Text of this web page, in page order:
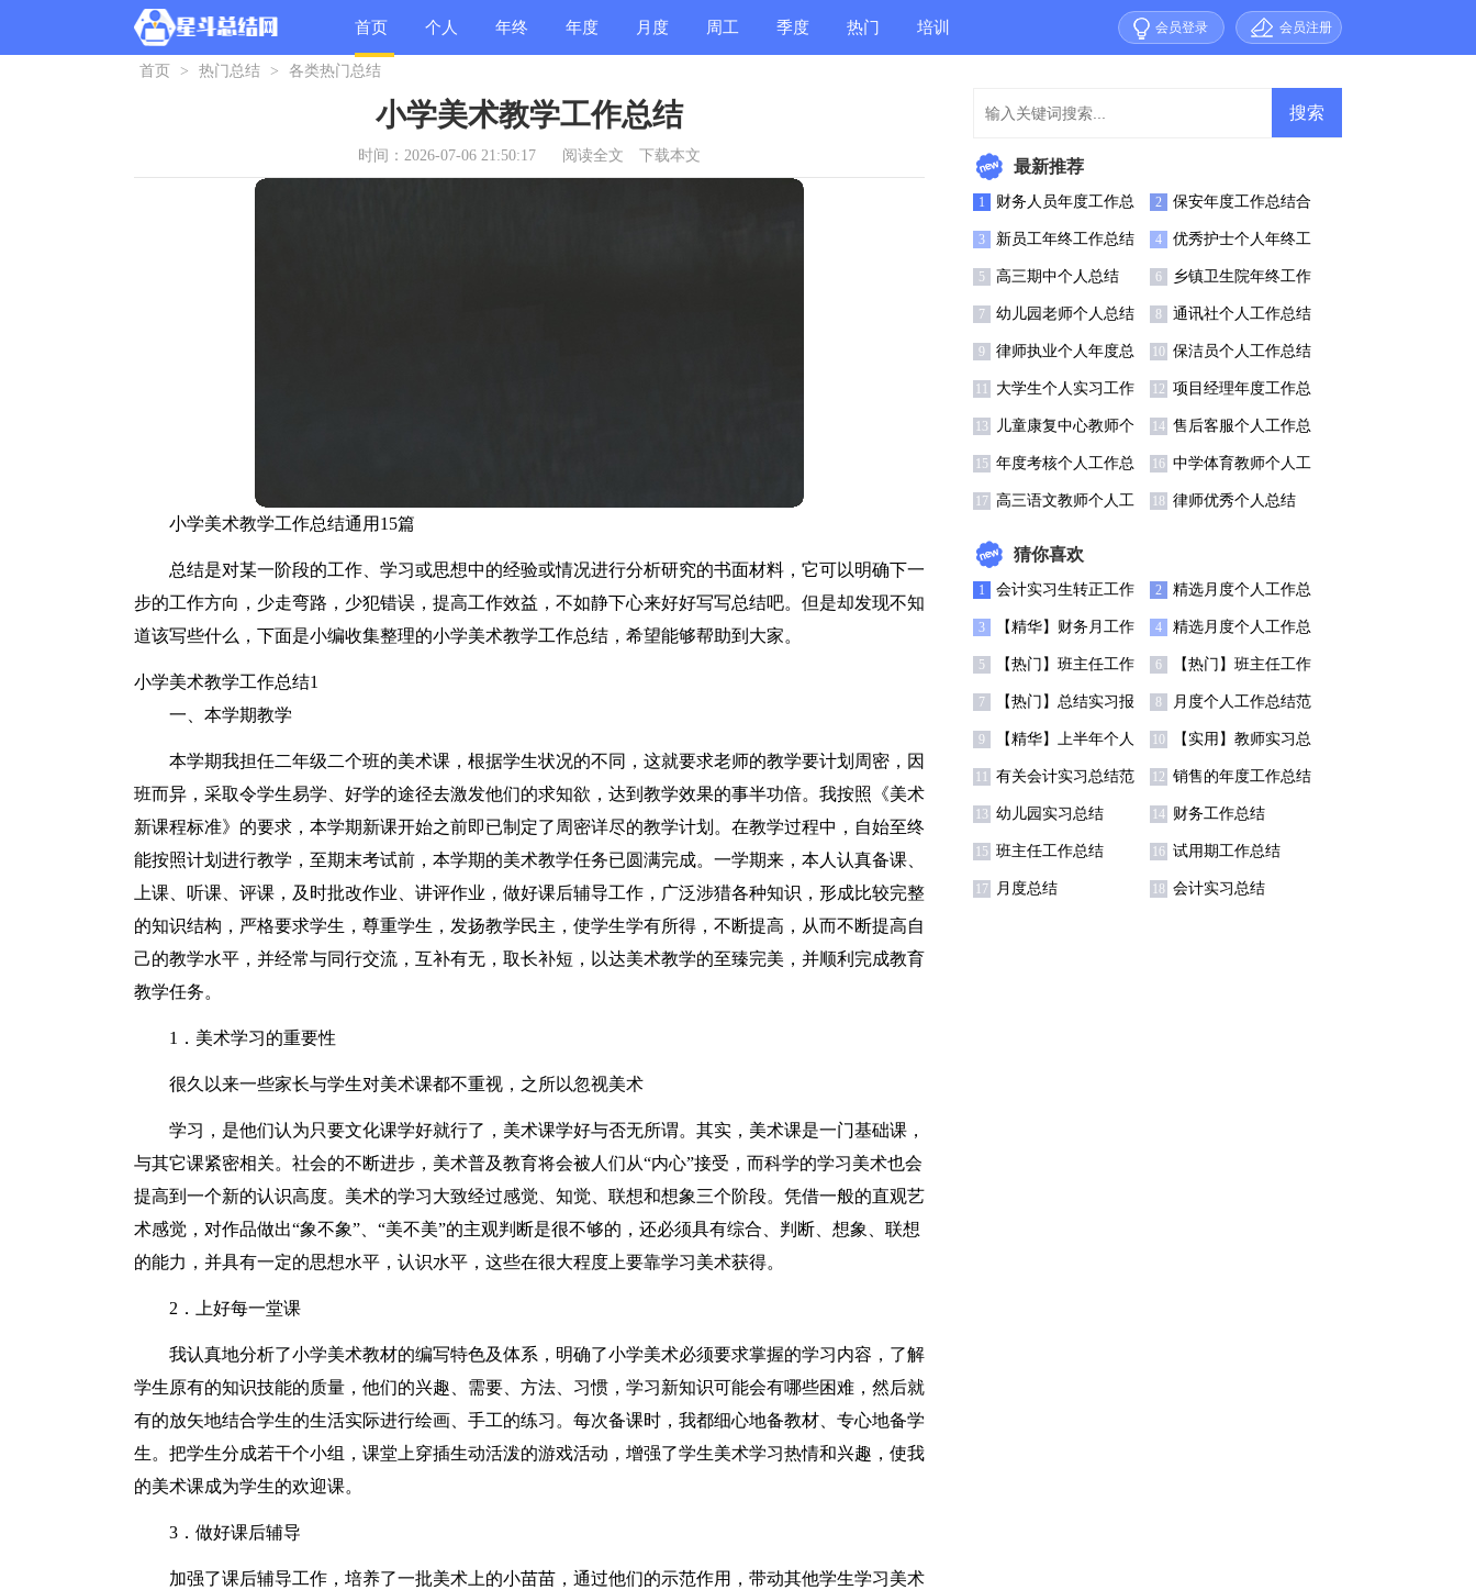
首页 个人 年终 年度 月度 周工 季度 热门 培训 会员登录 会员注册
首页 > 热门总结 > 各类热门总结
小学美术教学工作总结
时间：2026-07-06 21:50:17 阅读全文 下载本文
小学美术教学工作总结通用15篇
总结是对某一阶段的工作、学习或思想中的经验或情况进行分析研究的书面材料，它可以明确下一
步的工作方向，少走弯路，少犯错误，提高工作效益，不如静下心来好好写写总结吧。但是却发现不知
道该写些什么，下面是小编收集整理的小学美术教学工作总结，希望能够帮助到大家。
小学美术教学工作总结1
一、本学期教学
本学期我担任二年级二个班的美术课，根据学生状况的不同，这就要求老师的教学要计划周密，因
班而异，采取令学生易学、好学的途径去激发他们的求知欲，达到教学效果的事半功倍。我按照《美术
新课程标准》的要求，本学期新课开始之前即已制定了周密详尽的教学计划。在教学过程中，自始至终
能按照计划进行教学，至期末考试前，本学期的美术教学任务已圆满完成。一学期来，本人认真备课、
上课、听课、评课，及时批改作业、讲评作业，做好课后辅导工作，广泛涉猎各种知识，形成比较完整
的知识结构，严格要求学生，尊重学生，发扬教学民主，使学生学有所得，不断提高，从而不断提高自
己的教学水平，并经常与同行交流，互补有无，取长补短，以达美术教学的至臻完美，并顺利完成教育
教学任务。
1．美术学习的重要性
很久以来一些家长与学生对美术课都不重视，之所以忽视美术
学习，是他们认为只要文化课学好就行了，美术课学好与否无所谓。其实，美术课是一门基础课，
与其它课紧密相关。社会的不断进步，美术普及教育将会被人们从“内心”接受，而科学的学习美术也会
提高到一个新的认识高度。美术的学习大致经过感觉、知觉、联想和想象三个阶段。凭借一般的直观艺
术感觉，对作品做出“象不象”、“美不美”的主观判断是很不够的，还必须具有综合、判断、想象、联想
的能力，并具有一定的思想水平，认识水平，这些在很大程度上要靠学习美术获得。
2．上好每一堂课
我认真地分析了小学美术教材的编写特色及体系，明确了小学美术必须要求掌握的学习内容，了解
学生原有的知识技能的质量，他们的兴趣、需要、方法、习惯，学习新知识可能会有哪些困难，然后就
有的放矢地结合学生的生活实际进行绘画、手工的练习。每次备课时，我都细心地备教材、专心地备学
生。把学生分成若干个小组，课堂上穿插生动活泼的游戏活动，增强了学生美术学习热情和兴趣，使我
的美术课成为学生的欢迎课。
3．做好课后辅导
加强了课后辅导工作，培养了一批美术上的小苗苗，通过他们的示范作用，带动其他学生学习美术
最新推荐
1 财务人员年度工作总
结(集合15篇)
2 保安年度工作总结合
集15篇
3 新员工年终工作总结
集锦15篇
4 优秀护士个人年终工
作总结
5 高三期中个人总结 6 乡镇卫生院年终工作
总结
7 幼儿园老师个人总结
15篇
8 通讯社个人工作总结
9 律师执业个人年度总
结
10 保洁员个人工作总结
(集合15篇)
11 大学生个人实习工作
总结15篇
12 项目经理年度工作总
结通用15篇
13 儿童康复中心教师个
人工作总结
14 售后客服个人工作总
结(精选15篇)
15 年度考核个人工作总
结汇编15篇
16 中学体育教师个人工
作总结(6篇)
17 高三语文教师个人工 18 律师优秀个人总结
猜你喜欢
1 会计实习生转正工作
总结7篇
2 精选月度个人工作总
结锦集6篇
3 【精华】财务月工作
总结3篇
4 精选月度个人工作总
结模板集合五篇
5 【热门】班主任工作
总结模板汇总7篇
6 【热门】班主任工作
总结模板汇总7篇
7 【热门】总结实习报
告范文汇总七篇
8 月度个人工作总结范
文锦集5篇
9 【精华】上半年个人
工作总结范文5篇
10 【实用】教师实习总
结集锦9篇
11 有关会计实习总结范
文八篇
12 销售的年度工作总结
四篇
13 幼儿园实习总结 14 财务工作总结
15 班主任工作总结 16 试用期工作总结
17 月度总结 18 会计实习总结